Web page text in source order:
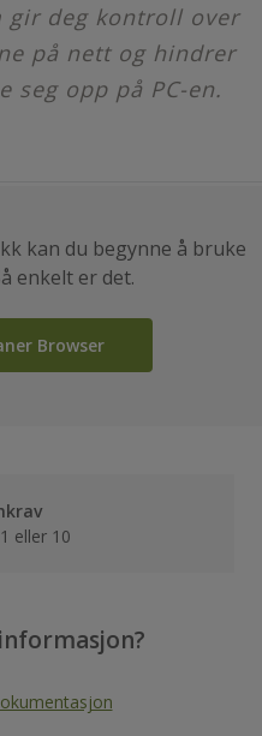
gir deg kontroll over
på nett og hindrer
seg opp på PC-en.
kan du begynne å bruke
enkelt er det.
Browser
eller 10